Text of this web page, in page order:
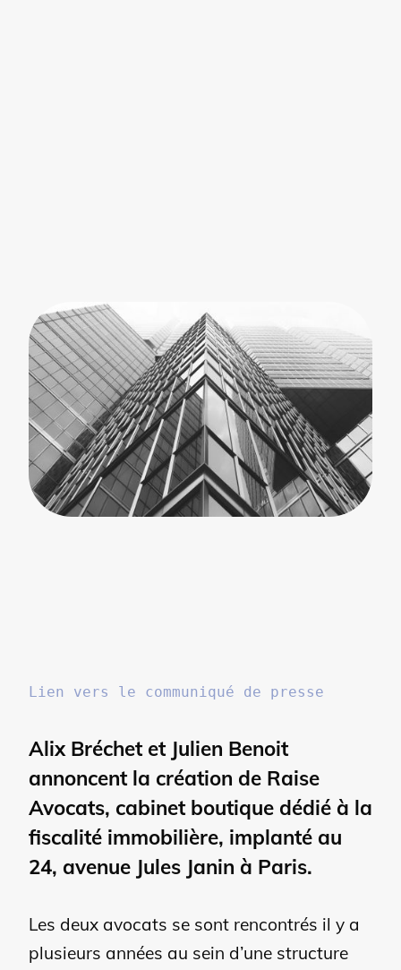
Lien vers le communiqué de presse
Alix Bréchet et Julien Benoit
annoncent la création de Raise
Avocats, cabinet boutique dédié à la
fiscalité immobilière, implanté au
24, avenue Jules Janin à Paris.
Les deux avocats se sont rencontrés il y a
plusieurs années au sein d’une structure